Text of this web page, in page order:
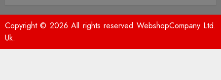
Copyright © 2026 All rights reserved WebshopCompany Ltd.
Uk.